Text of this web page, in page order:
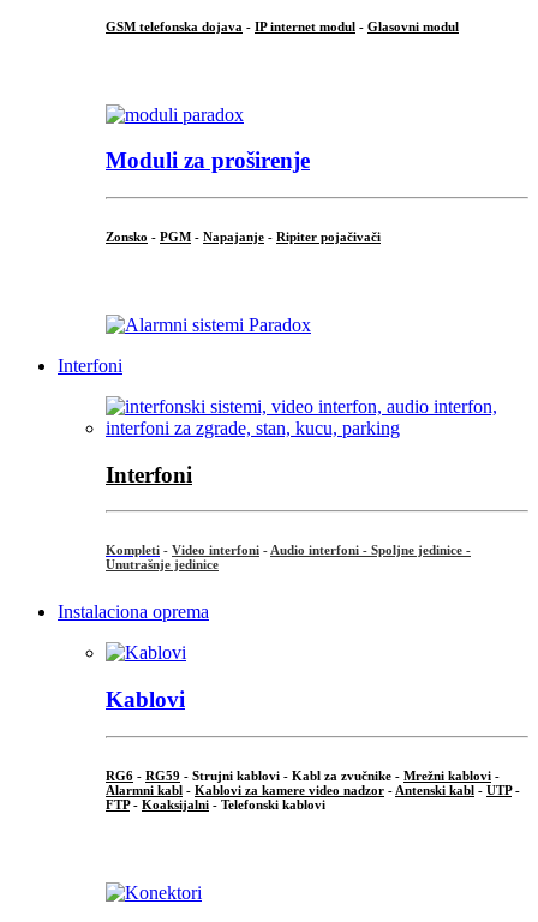
GSM telefonska dojava - IP internet modul - Glasovni modul
Moduli za proširenje
Zonsko - PGM - Napajanje - Ripiter pojačivači
Interfoni
Interfoni
Kompleti - Video interfoni - Audio interfoni - Spoljne jedinice -
Unutrašnje jedinice
Instalaciona oprema
Kablovi
RG6 - RG59 - Strujni kablovi - Kabl za zvučnike - Mrežni kablovi -
Alarmni kabl - Kablovi za kamere video nadzor - Antenski kabl - UTP-
FTP- Koaksijalni - Telefonski kablovi